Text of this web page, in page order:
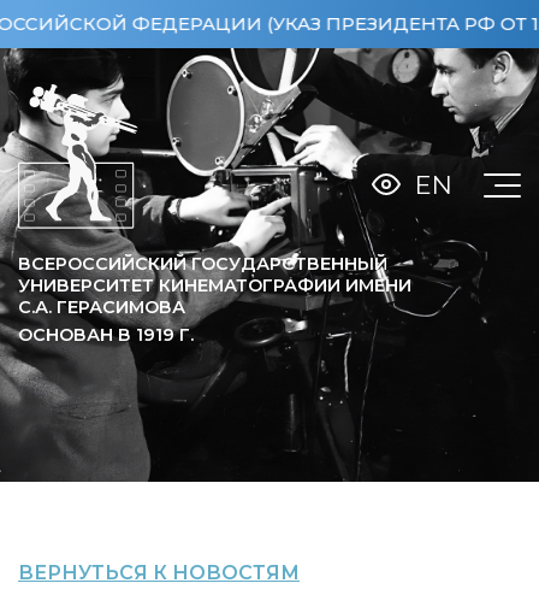
ФЕДЕРАЦИИ (УКАЗ ПРЕЗИДЕНТА РФ ОТ
ВСЕРОССИЙСКИЙ ГОСУДАРСТВЕННЫЙ
УНИВЕРСИТЕТ КИНЕМАТОГРАФИИ ИМЕНИ
С.А. ГЕРАСИМОВА
ОСНОВАН В 1919Г.
EN
ВЕРНУТЬСЯ К НОВОСТЯМ